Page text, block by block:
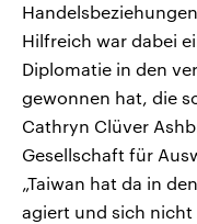
Hilfreich war dabei
Diplomatie in den
gewonnen hat, die
Cathryn Clüver
Gesellschaft für
„Taiwan hat da in
agiert und sich